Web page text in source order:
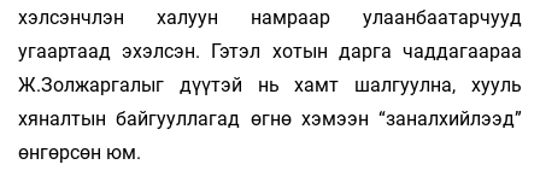
хэлсэнчлэн халуун намраар улаанбаатарчууд
угаартаад эхэлсэн. Гэтэл хотын дарга чаддагаараа
Ж.Золжар­галыг дүүтэй нь хамт шалгуулна, хууль
хяналтын байгууллагад өгнө хэмээн “заналхийлээд”
өнгөрсөн юм.